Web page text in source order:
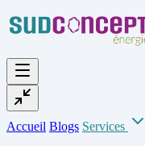
Accueil Blogs Services